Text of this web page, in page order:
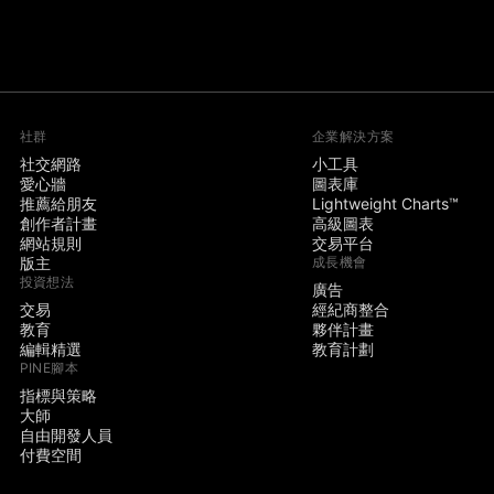
社群
社交網路
愛心牆
推薦給朋友
創作者計畫
網站規則
版主
投資想法
交易
教育
編輯精選
PINE腳本
指標與策略
大師
自由開發人員
付費空間
企業解決方案
小工具
圖表庫
Lightweight Charts™
高級圖表
交易平台
成長機會
廣告
經紀商整合
夥伴計畫
教育計劃